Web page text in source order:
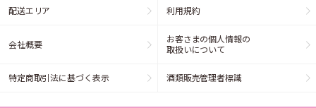
配送エリア 利用規約
会社概要
お客さまの個人情報の
取扱いについて
特定商取引法に基づく表示 酒類販売管理者標識